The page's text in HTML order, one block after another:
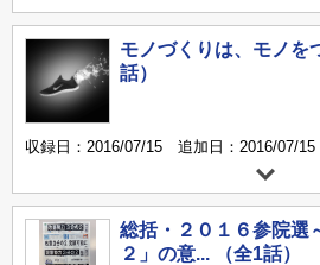
モノづくりは、モノを
話）
収録日：2016/07/15 追加日：2016/07/15
総括・２０１６参院選
２」の意... （全1話）